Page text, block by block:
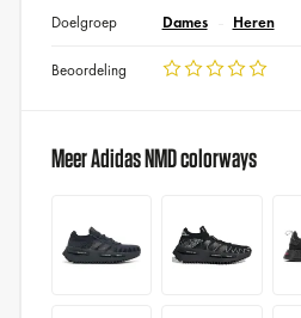
Doelgroep Dames Heren
Beoordeling
Meer Adidas NMD colorways